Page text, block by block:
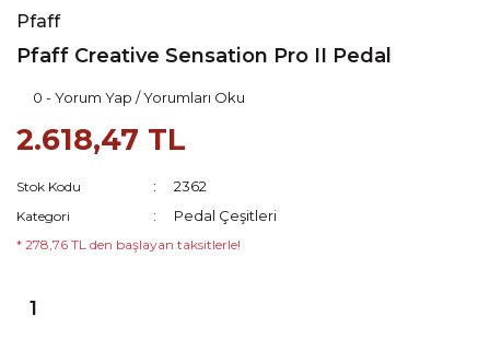
Pfaff
Pfaff Creative Sensation Pro II Pedal
0 - Yorum Yap / Yorumları Oku
2.618,47 TL
Stok Kodu 2362
Kategori Pedal Çeşitleri
* 278,76 TL den başlayan taksitlerle!